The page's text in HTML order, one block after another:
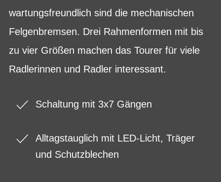
wartungsfreundlich sind die mechanischen
Felgenbremsen. Drei Rahmenformen mit bis
zu vier Größen machen das Tourer für viele
Radlerinnen und Radler interessant.
Schaltung mit 3x7 Gängen
Alltagstauglich mit LED-Licht, Träger
und Schutzblechen